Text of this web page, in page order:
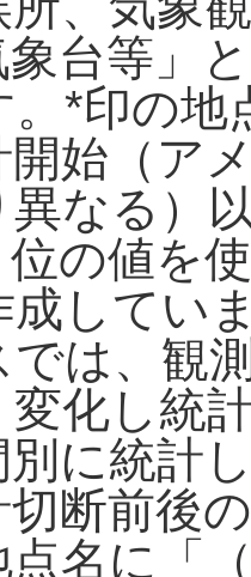
象台等」
。*印の地
始（ア
なる）
の値を
成してい
は、観
化し統
に統計
断前後
名に「